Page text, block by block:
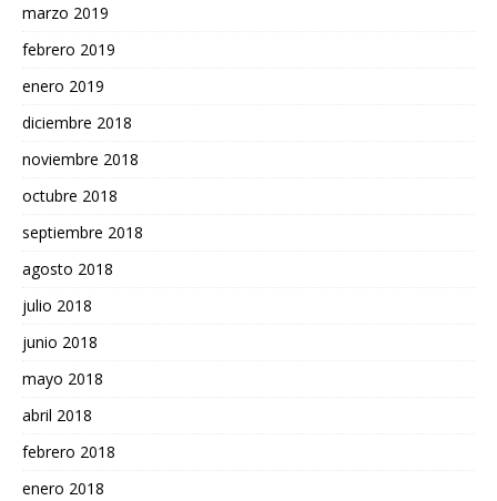
marzo 2019
febrero 2019
enero 2019
diciembre 2018
noviembre 2018
octubre 2018
septiembre 2018
agosto 2018
julio 2018
junio 2018
mayo 2018
abril 2018
febrero 2018
enero 2018